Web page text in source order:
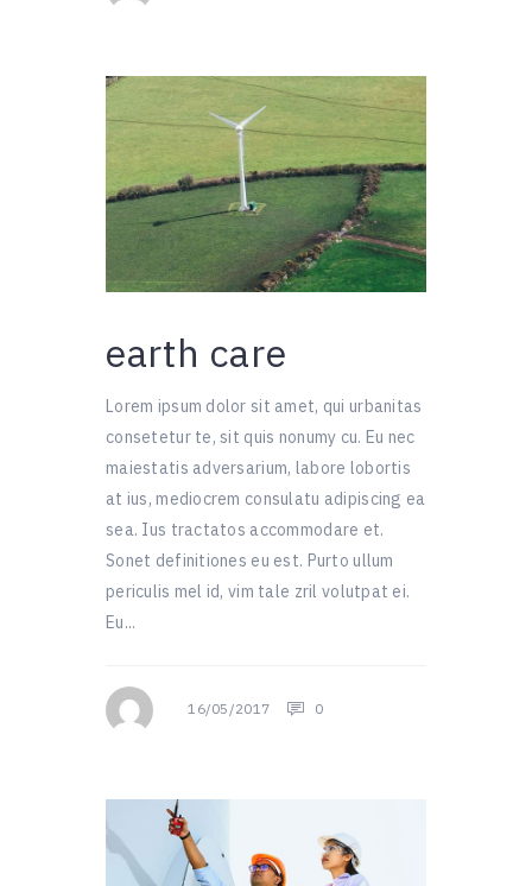
earth care
Lorem ipsum dolor sit amet, qui urbanitas
consetetur te, sit quis nonumy cu. Eu nec
maiestatis adversarium, labore lobortis
at ius, mediocrem consulatu adipiscing ea
sea. Ius tractatos accommodare et.
Sonet definitiones eu est. Purto ullum
periculis mel id, vim tale zril volutpat ei.
Eu...
16/05/2017 0